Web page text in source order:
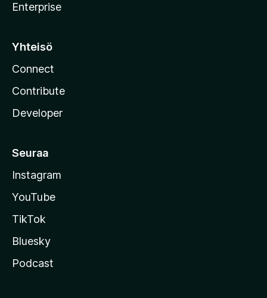
Enterprise
Yhteisö
Connect
Contribute
Developer
Seuraa
Instagram
YouTube
TikTok
Bluesky
Podcast